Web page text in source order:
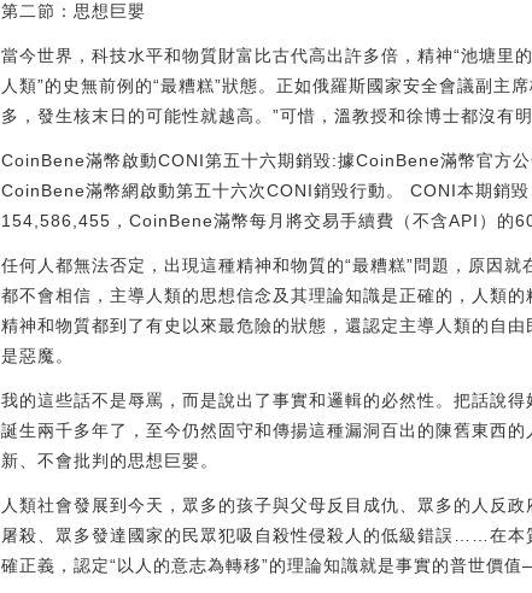
第二節：思想巨嬰
當今世界，科技水平和物質財富比古代高出許多倍，精神“池塘里
人類”的史無前例的“最糟糕”狀態。正如俄羅斯國家安全會議副主
多，發生核末日的可能性就越高。”可惜，溫教授和徐博士都沒有
CoinBene滿幣啟動CONI第五十六期銷毀:據CoinBene滿幣官方
CoinBene滿幣網啟動第五十六次CONI銷毀行動。 CONI本期銷
154,586,455，CoinBene滿幣每月將交易手續費（不含API）
任何人都無法否定，出現這種精神和物質的“最糟糕”問題，原因
都不會相信，主導人類的思想信念及其理論知識是正確的，人類
精神和物質都到了有史以來最危險的狀態，還認定主導人類的自
是惡魔。
我的這些話不是辱罵，而是說出了事實和邏輯的必然性。把話說
誕生兩千多年了，至今仍然固守和傳揚這種漏洞百出的陳舊東西
新、不會批判的思想巨嬰。
人類社會發展到今天，眾多的孩子與父母反目成仇、眾多的人反
屠殺、眾多發達國家的民眾犯吸自殺性侵殺人的低級錯誤……在
確正義，認定“以人的意志為轉移”的理論知識就是事實的普世價